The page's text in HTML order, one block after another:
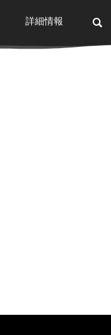
詳細情報